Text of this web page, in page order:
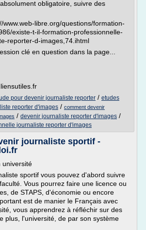
obligatoire, suivre des
www.web-libre.org/questions/formation-
existe-t-il-formation-professionnelle-
reporter-d-images,74.ihtml
clé en question dans la page...
pour devenir journaliste reporter / etudes
reporter d'images / comment devenir
/ devenir journaliste reporter d'images /
journaliste reporter d'images
journaliste sportif -
université
sportif vous pouvez d'abord suivre
Vous pourrez faire une licence ou
de STAPS, d'économie ou encore
est de manier le Français avec
vous apprendrez à réfléchir sur des
plus, l'université, de par son système